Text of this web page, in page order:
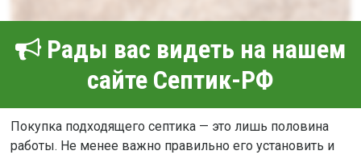
Рады вас видеть на нашем
сайте Септик-РФ
Покупка подходящего септика — это лишь половина
работы. Не менее важно правильно его установить и